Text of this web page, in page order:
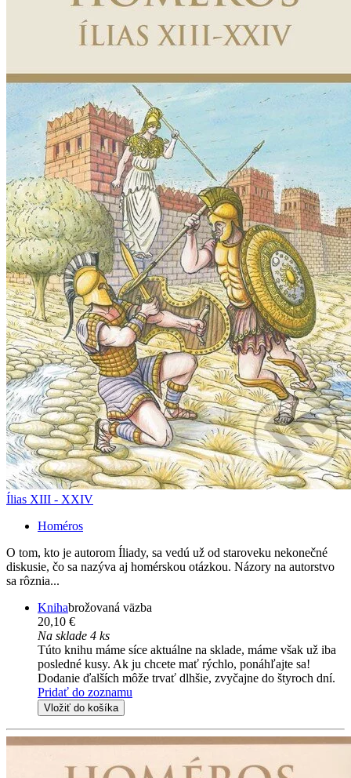
Ílias XIII - XXIV
Homéros
O tom, kto je autorom Íliady, sa vedú už od staroveku nekonečné
diskusie, čo sa nazýva aj homérskou otázkou. Názory na autorstvo
sa rôznia...
Knihabrožovaná väzba
20,10 €
Na sklade 4 ks
Túto knihu máme síce aktuálne na sklade, máme však už iba
posledné kusy. Ak ju chcete mať rýchlo, ponáhľajte sa!
Dodanie ďalších môže trvať dlhšie, zvyčajne do štyroch dní.
Pridať do zoznamu
Vložiť do košíka